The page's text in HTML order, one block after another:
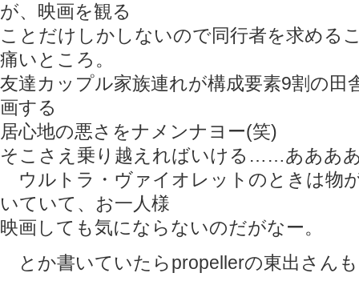
が、映画を観る
ことだけしかしないので同行者を求める
痛いところ。
友達カップル家族連れが構成要素9割の田
画する
居心地の悪さをナメンナヨー(笑)
そこさえ乗り越えればいける……あああ
ウルトラ・ヴァイオレットのときは物
いていて、お一人様
映画しても気にならないのだがなー。
とか書いていたらpropellerの東出さん